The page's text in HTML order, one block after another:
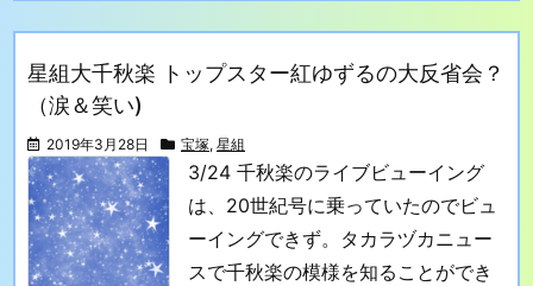
星組大千秋楽 トップスター紅ゆずるの大反省会？
（涙＆笑い)
2019年3月28日 宝塚, 星組
3/24 千秋楽のライブビューイング
は、20世紀号に乗っていたのでビュ
ーイングできず。
タカラヅカニュー
スで千秋楽の模様を知ることができ